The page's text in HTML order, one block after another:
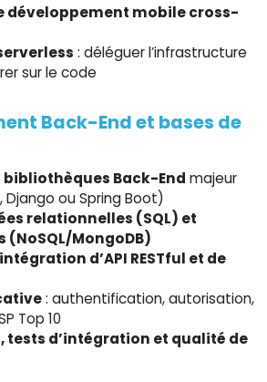
développement mobile cross-
: déléguer l’infrastructure
sur le code
Back-End et bases de
bibliothèques Back-End majeur
Django ou Spring Boot)
relationnelles (SQL) et
MongoDB)
d’API RESTful et de
: authentification, autorisation,
Top 10
tests d’intégration et qualité de